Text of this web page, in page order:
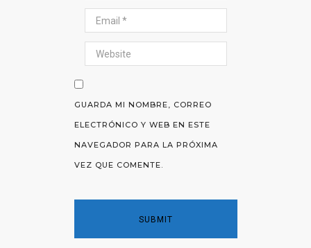
GUARDA MI NOMBRE, CORREO
ELECTRÓNICO Y WEB EN ESTE
NAVEGADOR PARA LA PRÓXIMA
VEZ QUE COMENTE.